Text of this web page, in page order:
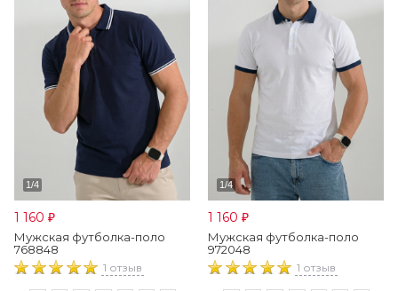
1 160 ₽
Мужская футболка-поло
768848
1 отзыв
1 160 ₽
Мужская футболка-поло
972048
1 отзыв